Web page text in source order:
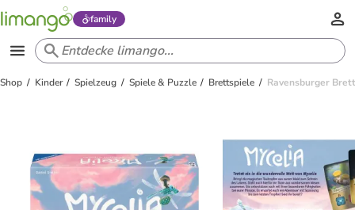
family
Shop Kinder Spielzeug Spiele & Puzzle Brettspiele Ravensburger